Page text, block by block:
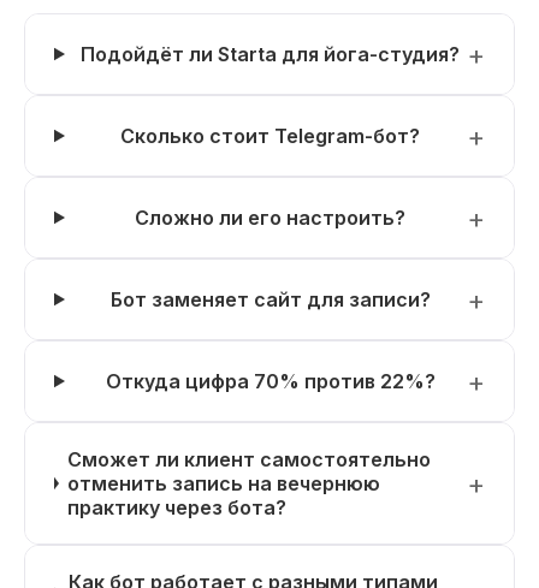
Подойдёт ли Starta для йога-студия?
Сколько стоит Telegram-бот?
Сложно ли его настроить?
Бот заменяет сайт для записи?
Откуда цифра 70% против 22%?
Сможет ли клиент самостоятельно
отменить запись на вечернюю
практику через бота?
Как бот работает с разными типами